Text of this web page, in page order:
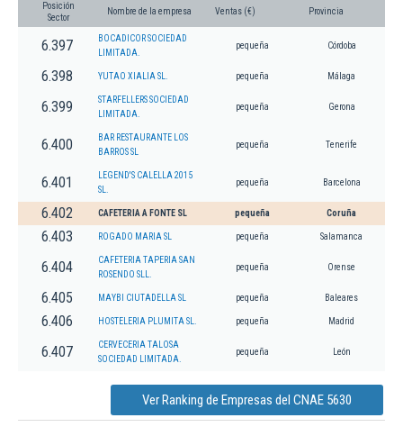
Posición
Sector
Nombre de la empresa Ventas (€) Provincia
6.397
BOCADICOR SOCIEDAD
LIMITADA.
pequeña Córdoba
6.398 YUTAO XIALIA SL. pequeña Málaga
6.399
STARFELLERS SOCIEDAD
LIMITADA.
pequeña Gerona
6.400
BAR RESTAURANTE LOS
BARROS SL
pequeña Tenerife
6.401
LEGEND'S CALELLA 2015
SL.
pequeña Barcelona
6.402 CAFETERIA A FONTE SL pequeña Coruña
6.403 ROGADO MARIA SL pequeña Salamanca
6.404
CAFETERIA TAPERIA SAN
ROSENDO SLL.
pequeña Orense
6.405 MAYBI CIUTADELLA SL pequeña Baleares
6.406 HOSTELERIA PLUMITA SL. pequeña Madrid
6.407
CERVECERIA TALOSA
SOCIEDAD LIMITADA.
pequeña León
Ver Ranking de Empresas del CNAE 5630